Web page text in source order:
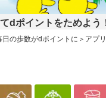
】
セルはお受けできません
を必ずご確認いただき、お
たうえでお申し込みくだ
品リニューアル（成分な
dポイントをためよう
日の歩数がdポイントに＞アプ